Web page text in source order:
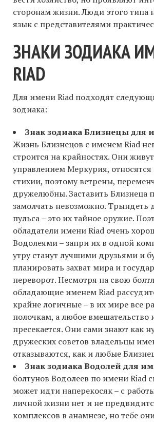
сторонам жизни. Люди этого типа
язык с представителями
ЗНАКИ ЗОДИАКА
RIAD
Для имени Riad подходят
зодиака:
Знак зодиака Близнецы для
Жизнь Близнецов с именем Riad
строится на крайностях. Они
управлением Меркурия,
стихии, поэтому ветрены,
дружелюбны. Заставить Близнеца
замолчать невозможно. Трындеть
пульса – это их тайное оружие.
обладатели имени Riad очень
Водолеями – запри их в одной
утру станут лучшими друзьями и
планировать захват мира и
переворот. Несмотря на свою
обладающие именем Riad
крайне логичные – в их мире все
полочкам, а любое вмешательство
пресекается. Они сами знают как
дружеских советов владельцы
отказываются, как и любые
Знак зодиака Водолей для
болтунов Водолеев по имени Riad
может идти наперекосяк – с
личной жизни нет и не
комплексов в анамнезе, но тебе